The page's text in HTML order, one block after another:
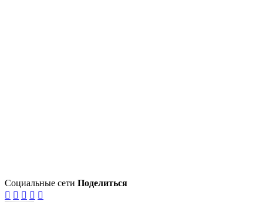
Социальные сети Поделиться
    